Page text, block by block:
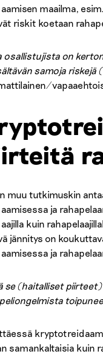
maailma,
riskit koetaan
osallistujista on
samoja
muu tutkimuskin
ja
kuin
jännitys on
ja
se (haitalliset piirteet)
samankaltaisia kuin